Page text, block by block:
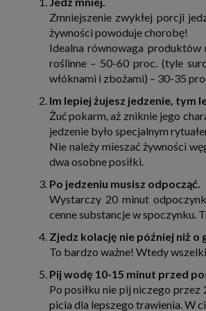
Zmniejszenie zwykłej porcji
żywności powoduje chorobę!
Idealna równowaga
roślinne – 50-60 proc. (tyle
włóknami i zbożami) – 30-35
Im lepiej żujesz jedzenie, tym
Żuć pokarm, aż zniknie jego
jedzenie było specjalnym
Nie należy mieszać żywności
dwa osobne posiłki.
Po jedzeniu musisz odpocząć.
Wystarczy 20 minut
cenne substancje w spoczynku.
Zjedz kolację nie później niż o
To bardzo ważne! Wtedy
Pij wodę 10-15 minut przed
Po posiłku nie pij niczego
picia dla lepszego trawienia. W